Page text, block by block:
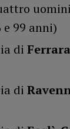
e 99 anni)
di Ferrara
di